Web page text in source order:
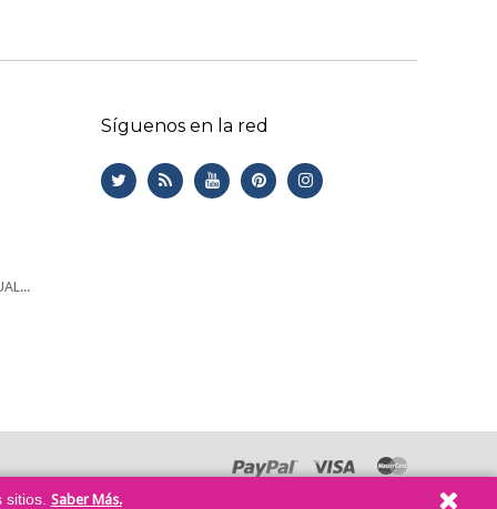
Saber Más.
Síguenos en la red